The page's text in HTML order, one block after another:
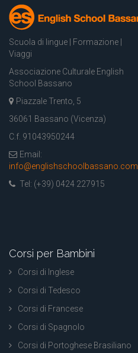
Scuola di lingue | Formazione |
Viaggi
Associazione Culturale English
School Bassano
Piazzale Trento, 5
36061 Bassano (Vicenza)
C.f. 91043950244
Email:
info@englishschoolbassano.com
Tel: (+39) 0424 227915
Corsi per Bambini
Corsi di Inglese
Corsi di Tedesco
Corsi di Francese
Corsi di Spagnolo
Corsi di Portoghese Brasiliano